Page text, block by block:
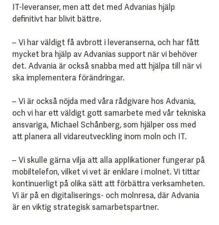
IT-leveranser, men att det med Advanias hjälp
definitivt har blivit bättre.
– Vi har väldigt få avbrott i leveranserna, och har fått
mycket bra hjälp av Advanias support när vi behöver
det. Advania är också snabba med att hjälpa till när vi
ska implementera förändringar.
– Vi är också nöjda med våra rådgivare hos Advania,
och vi har ett väldigt gott samarbete med vår tekniska
ansvariga, Michael Schånberg, som hjälper oss med
att planera all vidareutveckling inom moln och IT.
– Vi skulle gärna vilja att alla applikationer fungerar på
mobiltelefon, vilket vi vet är enklare i molnet. Vi tittar
kontinuerligt på olika sätt att förbättra verksamheten.
Vi är på en digitaliserings- och molnresa, där Advania
är en viktig strategisk samarbetspartner.